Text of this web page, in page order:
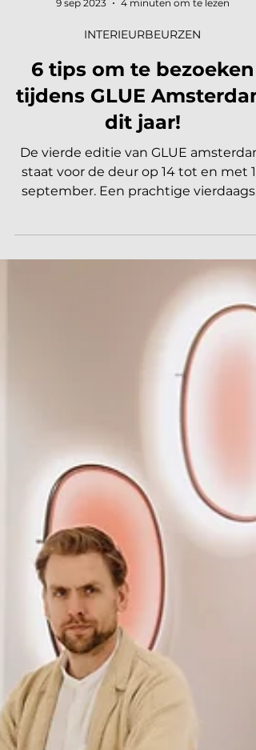
9 sep 2023
4 minuten om te lezen
INTERIEURBEURZEN
6 tips om te bezoeken
tijdens GLUE
dit jaar!
route door Amsterdam langs...